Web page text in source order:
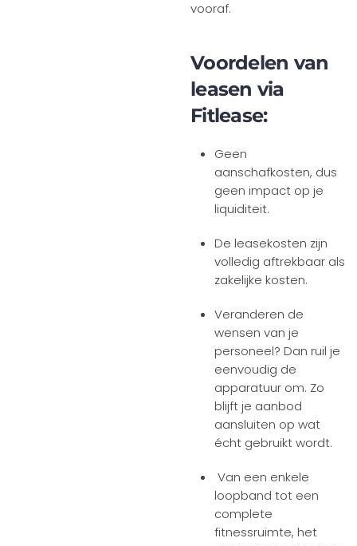
vooraf.
Voordelen van
leasen via
Fitlease:
Geen
aanschafkosten, dus
geen impact op je
liquiditeit.
De leasekosten zijn
volledig aftrekbaar als
zakelijke kosten.
Veranderen de
wensen van je
personeel? Dan ruil je
eenvoudig de
apparatuur om. Zo
blijft je aanbod
aansluiten op wat
écht gebruikt wordt.
Van een enkele
loopband tot een
complete
fitnessruimte, het